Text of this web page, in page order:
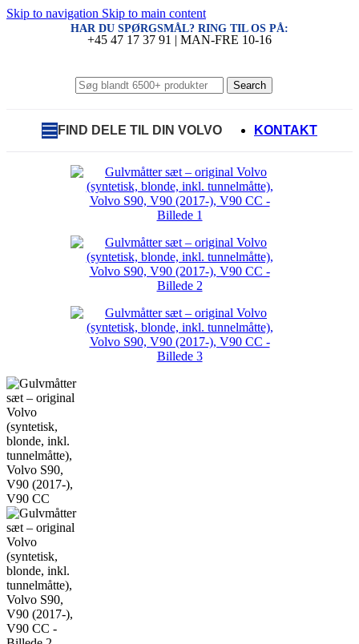
Skip to navigation Skip to main content
HAR DU SPØRGSMÅL? RING TIL OS PÅ:
+45 47 17 37 91 | MAN-FRE 10-16
Search
FIND DELE TIL DIN VOLVO KONTAKT